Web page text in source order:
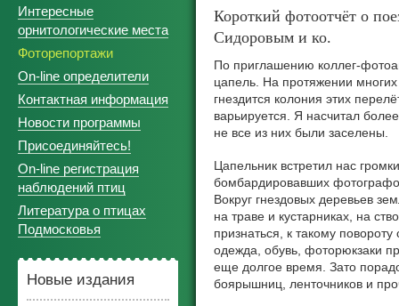
Интересные
орнитологические места
Фоторепортажи
On-line определители
Контактная информация
Новости программы
Присоединяйтесь!
On-line регистрация
наблюдений птиц
Литература о птицах
Подмосковья
Новые издания
Короткий фотоотчёт о
Сидоровым и ко.
По приглашению коллег-
цапель. На протяжении
гнездится колония этих
варьируется. Я насчитал
не все из них были заселены.
Цапельник встретил нас
бомбардировавших
Вокруг гнездовых деревьев
на траве и кустарниках, на
признаться, к такому
одежда, обувь, фоторюкзаки
еще долгое время. Зато
боярышниц, ленточников и